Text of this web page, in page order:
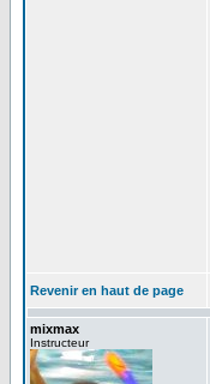
Revenir en haut de page
mixmax
Instructeur